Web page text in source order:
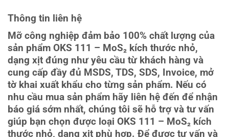
Thông tin liên hệ
Mỡ công nghiệp đảm bảo 100% chất lượng của
sản phẩm OKS 111 – MoS₂ kích thước nhỏ,
dạng xịt đúng như yêu cầu từ khách hàng và
cung cấp đầy đủ MSDS, TDS, SDS, Invoice, mở
tờ khai xuất khẩu cho từng sản phẩm. Nếu có
nhu cầu mua sản phẩm hãy liên hệ đến để nhận
báo giá sớm nhất, chúng tôi sẽ hỗ trợ và tư vấn
giúp bạn chọn được loại OKS 111 – MoS₂ kích
thước nhỏ, dạng xịt phù hợp. Để được tư vấn và